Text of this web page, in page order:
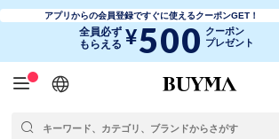
アプリからの会員登録ですぐに使えるクーポンGET！
全員必ず
もらえる ¥500 クーポン
プレゼント
日本語
English
简体中文
繁體中文